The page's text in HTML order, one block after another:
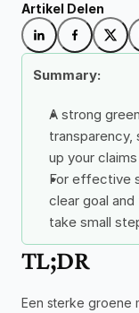
Summary:
A strong
transparency,
up your
For effective
clear goal
take small
TL;DR
Een sterke groene
Artikel Delen